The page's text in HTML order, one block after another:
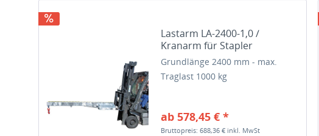
Lastarm LA-2400-1,0 /
Kranarm für Stapler
Grundlänge 2400 mm - max.
Traglast 1000 kg
ab 578,45 € *
Bruttopreis: 688,36 € inkl. MwSt